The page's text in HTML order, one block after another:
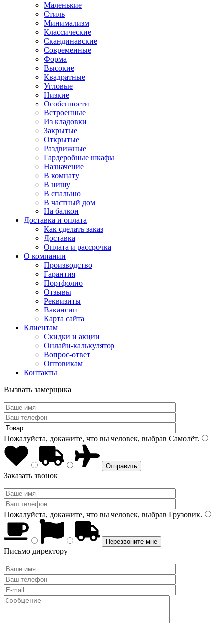
Маленькие
Стиль
Минимализм
Классические
Скандинавские
Современные
Форма
Высокие
Квадратные
Угловые
Низкие
Особенности
Встроенные
Из кладовки
Закрытые
Открытые
Раздвижные
Гардеробные шкафы
Назначение
В комнату
В нишу
В спальню
В частный дом
На балкон
Доставка и оплата
Как сделать заказ
Доставка
Оплата и рассрочка
О компании
Производство
Гарантия
Портфолио
Отзывы
Реквизиты
Вакансии
Карта сайта
Клиентам
Скидки и акции
Онлайн-калькулятор
Вопрос-ответ
Оптовикам
Контакты
Вызвать замерщика
Пожалуйста, докажите, что вы человек, выбрав Самолёт.
Заказать звонок
Пожалуйста, докажите, что вы человек, выбрав Грузовик.
Письмо директору